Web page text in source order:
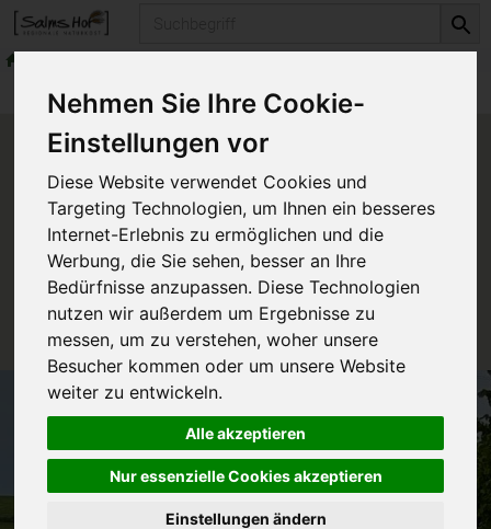
Nehmen Sie Ihre Cookie-
Einstellungen vor
Diese Website verwendet Cookies und
Targeting Technologien, um Ihnen ein besseres
Internet-Erlebnis zu ermöglichen und die
Werbung, die Sie sehen, besser an Ihre
Bedürfnisse anzupassen. Diese Technologien
nutzen wir außerdem um Ergebnisse zu
messen, um zu verstehen, woher unsere
Besucher kommen oder um unsere Website
weiter zu entwickeln.
Alle akzeptieren
Nur essenzielle Cookies akzeptieren
Einstellungen ändern
Produkte Aus der Bäckerei
Produkt "Dinkeltoast 100%"
nicht verfügbar.
Das von Ihnen gesuchte Produkt ist leider zur Zeit
nicht verfügbar.